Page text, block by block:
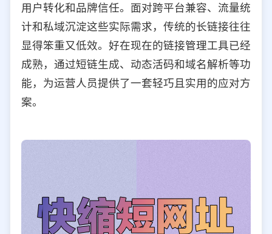
选择允许访问的平台类型
用户转化和品牌信任。面对跨平台兼容、流量统
计和私域沉淀这些实际需求，传统的长链接往往
显得笨重又低效。好在现在的链接管理工具已经
成熟，通过短链生成、动态活码和域名解析等功
能，为运营人员提供了一套轻巧且实用的应对方
案。